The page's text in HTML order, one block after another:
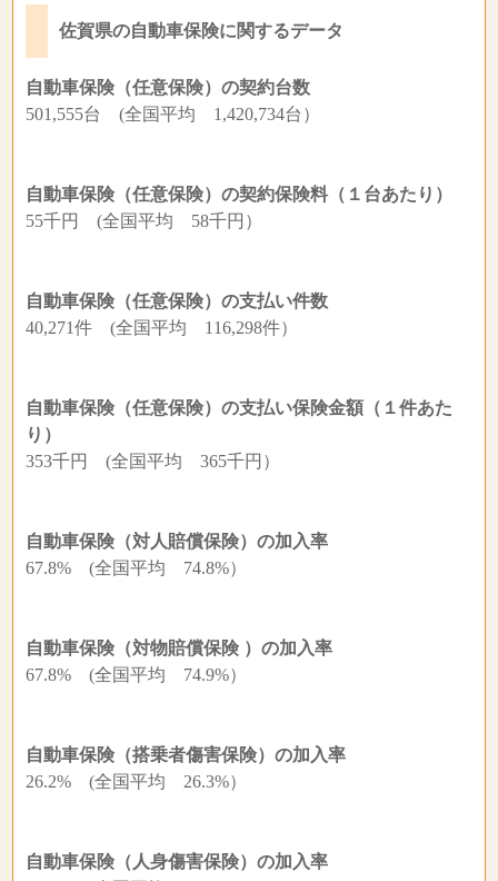
佐賀県の自動車保険に関するデータ
自動車保険（任意保険）の契約台数
501,555台 (全国平均 1,420,734台）
自動車保険（任意保険）の契約保険料（１台あたり）
55千円 (全国平均 58千円）
自動車保険（任意保険）の支払い件数
40,271件 (全国平均 116,298件）
自動車保険（任意保険）の支払い保険金額（１件あた
り）
353千円 (全国平均 365千円）
自動車保険（対人賠償保険）の加入率
67.8% (全国平均 74.8%）
自動車保険（対物賠償保険 ）の加入率
67.8% (全国平均 74.9%）
自動車保険（搭乗者傷害保険）の加入率
26.2% (全国平均 26.3%）
自動車保険（人身傷害保険）の加入率